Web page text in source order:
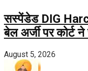
सस्पेंडेड DIG
बेल अर्जी पर कोर्ट
August 5, 2026